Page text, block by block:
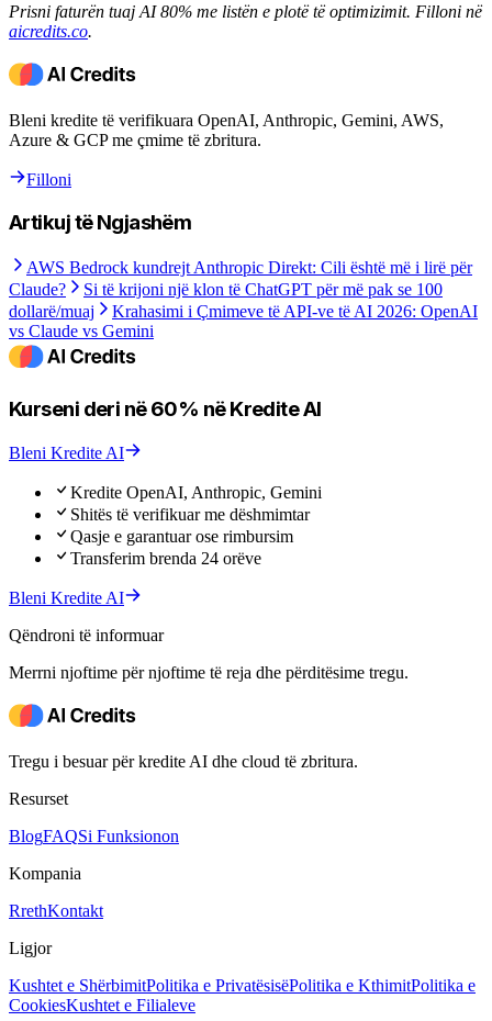
Prisni faturën tuaj AI 80% me listën e plotë të optimizimit. Filloni në
aicredits.co.
Bleni kredite të verifikuara OpenAI, Anthropic, Gemini, AWS,
Azure & GCP me çmime të zbritura.
Filloni
Artikuj të Ngjashëm
AWS Bedrock kundrejt Anthropic Direkt: Cili është më i lirë për
Claude?
Si të krijoni një klon të ChatGPT për më pak se 100
dollarë/muaj
Krahasimi i Çmimeve të API-ve të AI 2026: OpenAI
vs Claude vs Gemini
Kurseni deri në 60% në Kredite AI
Bleni Kredite AI
Kredite OpenAI, Anthropic, Gemini
Shitës të verifikuar me dëshmimtar
Qasje e garantuar ose rimbursim
Transferim brenda 24 orëve
Bleni Kredite AI
Qëndroni të informuar
Merrni njoftime për njoftime të reja dhe përditësime tregu.
Tregu i besuar për kredite AI dhe cloud të zbritura.
Resurset
BlogFAQSi Funksionon
Kompania
RrethKontakt
Ligjor
Kushtet e ShërbimitPolitika e PrivatësisëPolitika e KthimitPolitika e
CookiesKushtet e Filialeve